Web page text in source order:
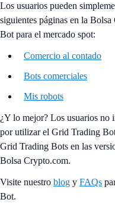
Los usuarios pueden
siguientes páginas en la
Bot para el mercado spot:
Comercio al contado
Bots comerciales
Mis robots
¿Y lo mejor? Los usuarios no
por utilizar el Grid Trading
Grid Trading Bots en las
Bolsa Crypto.com.
Visite nuestro blog y FAQs
Bot.